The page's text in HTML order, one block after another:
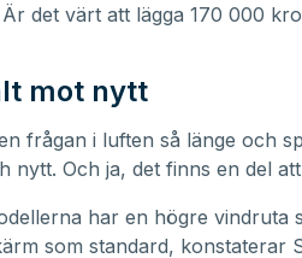
det värt att lägga 170 000
mot nytt
frågan i luften så länge och
nytt. Och ja, det finns en del
har en högre vindruta
som standard, konstaterar